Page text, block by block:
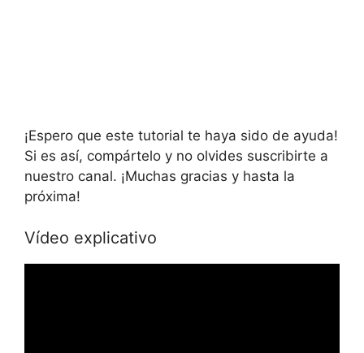
¡Espero que este tutorial te haya sido de ayuda!
Si es así, compártelo y no olvides suscribirte a
nuestro canal. ¡Muchas gracias y hasta la
próxima!
Vídeo explicativo